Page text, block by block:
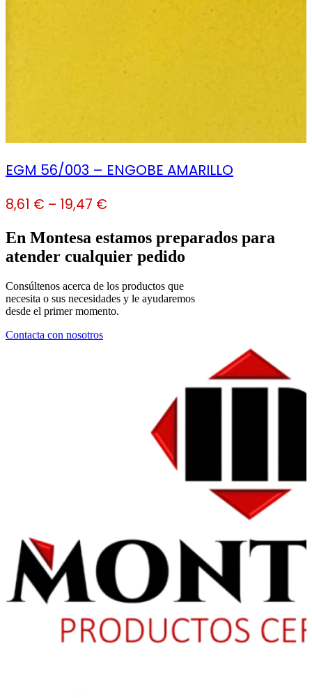
EGM 56/003 – ENGOBE AMARILLO
8,61 € – 19,47 €
En Montesa estamos preparados para
atender cualquier pedido
Consúltenos acerca de los productos que
necesita o sus necesidades y le ayudaremos
desde el primer momento.
Contacta con nosotros